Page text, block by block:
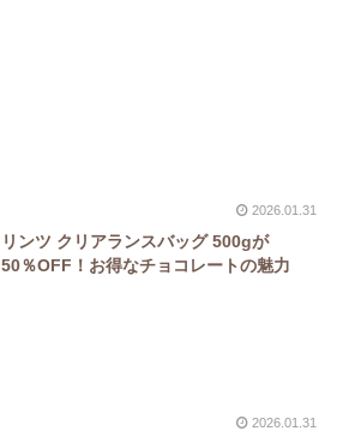
2026.01.31
リンツ クリアランスバッグ 500gが
50％OFF！お得なチョコレートの魅力
2026.01.31